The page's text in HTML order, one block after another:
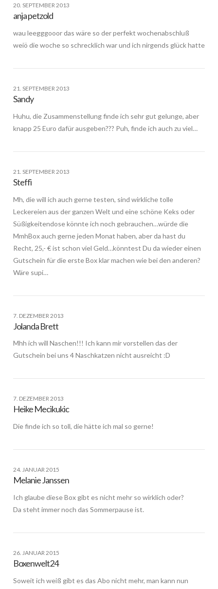
20. SEPTEMBER 2013
anja petzold
wau leegggooor das wäre so der perfekt wochenabschluß
weiö die woche so schrecklich war und ich nirgends glück hatte
21. SEPTEMBER 2013
Sandy
Huhu, die Zusammenstellung finde ich sehr gut gelunge, aber
knapp 25 Euro dafür ausgeben??? Puh, finde ich auch zu viel…
21. SEPTEMBER 2013
Steffi
Mh, die will ich auch gerne testen, sind wirkliche tolle
Leckereien aus der ganzen Welt und eine schöne Keks oder
Süßigkeitendose könnte ich noch gebrauchen…würde die
MmhBox auch gerne jeden Monat haben, aber da hast du
Recht, 25,- € ist schon viel Geld…könntest Du da wieder einen
Gutschein für die erste Box klar machen wie bei den anderen?
Wäre supi…
7. DEZEMBER 2013
Jolanda Brett
Mhh ich will Naschen!!! Ich kann mir vorstellen das der
Gutschein bei uns 4 Naschkatzen nicht ausreicht :D
7. DEZEMBER 2013
Heike Mecikukic
Die finde ich so toll, die hätte ich mal so gerne!
24. JANUAR 2015
Melanie Janssen
Ich glaube diese Box gibt es nicht mehr so wirklich oder?
Da steht immer noch das Sommerpause ist.
26. JANUAR 2015
Boxenwelt24
Soweit ich weiß gibt es das Abo nicht mehr, man kann nun